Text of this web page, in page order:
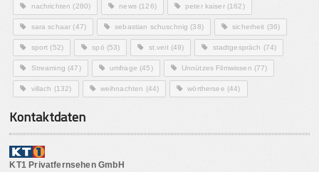
nachrichten (280) news(126) peter kaiser(162)
sara schaar (47) sebastian schuschnig (38) sicherheit (36)
sport (52) spö (53) st.veit(49) stadtgespräch (74)
Streaming (47) umfrage (45) Unnützes Filmwissen (77)
villach (132) weihnachten (44) wörthersee (44)
Kontaktdaten
KT1 Privatfernsehen GmbH